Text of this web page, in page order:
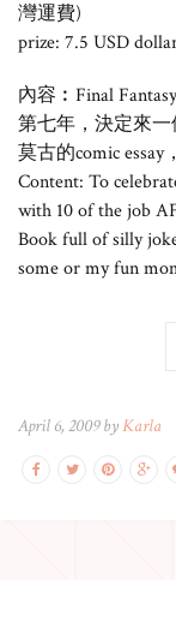
灣運費)
prize: 7.5 USD
內容︰Final
第七年，決定來
莫古的comic
Content: To
with 10 of the job
Book full of silly
some or my fun
April 6, 2009 byKarla